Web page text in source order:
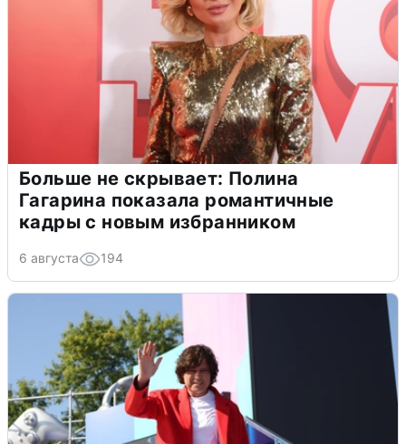
Больше не скрывает: Полина
Гагарина показала романтичные
кадры с новым избранником
6 августа 194